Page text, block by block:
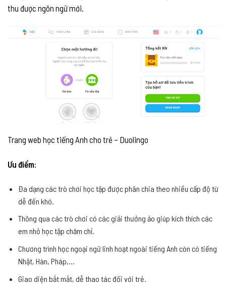
thu được ngôn ngữ mới.
Trang web học tiếng Anh cho trẻ – Duolingo
Ưu điểm:
Đa dạng các trò chơi học tập được phân chia theo nhiều cấp độ từ
dễ đến khó.
Thông qua các trò chơi có các giải thưởng ảo giúp kích thích các
em nhỏ học tập chăm chỉ.
Chương trình học ngoại ngữ linh hoạt ngoài tiếng Anh còn có tiếng
Nhật, Hàn, Pháp,…
Giao diện bắt mắt, dễ thao tác đối với trẻ.